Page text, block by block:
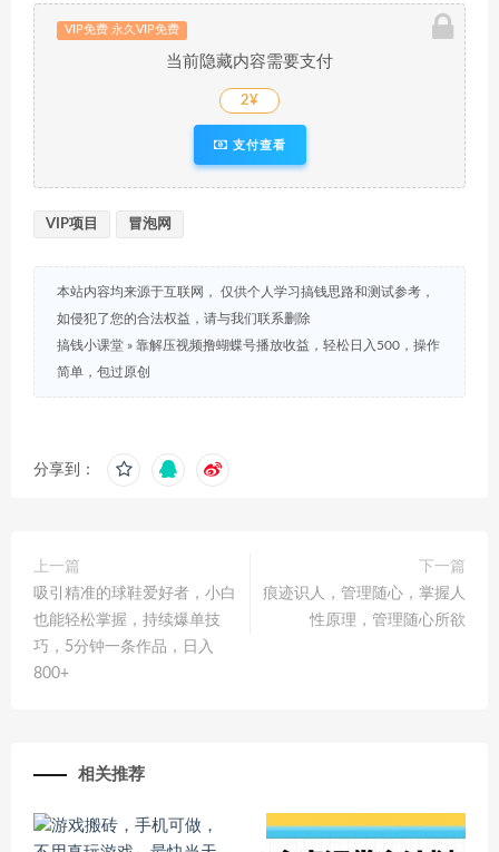
VIP免费 永久VIP免费
当前隐藏内容需要支付
2¥
支付查看
VIP项目 冒泡网
本站内容均来源于互联网， 仅供个人学习搞钱思路和测试参考，
如侵犯了您的合法权益，请与我们联系删除
搞钱小课堂 » 靠解压视频撸蝴蝶号播放收益，轻松日入500，操作
简单，包过原创
分享到：
上一篇
吸引精准的球鞋爱好者，小白
也能轻松掌握，持续爆单技
巧，5分钟一条作品，日入
800+
下一篇
痕迹识人，管理随心，掌握人
性原理，管理随心所欲
相关推荐